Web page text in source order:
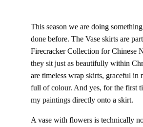
This season we are doing
done before. The Vase skirts are
Firecracker Collection for Chinese
they sit just as beautifully within
are timeless wrap skirts, graceful in
full of colour. And yes, for the first
my paintings directly onto a skirt.
A vase with flowers is technically